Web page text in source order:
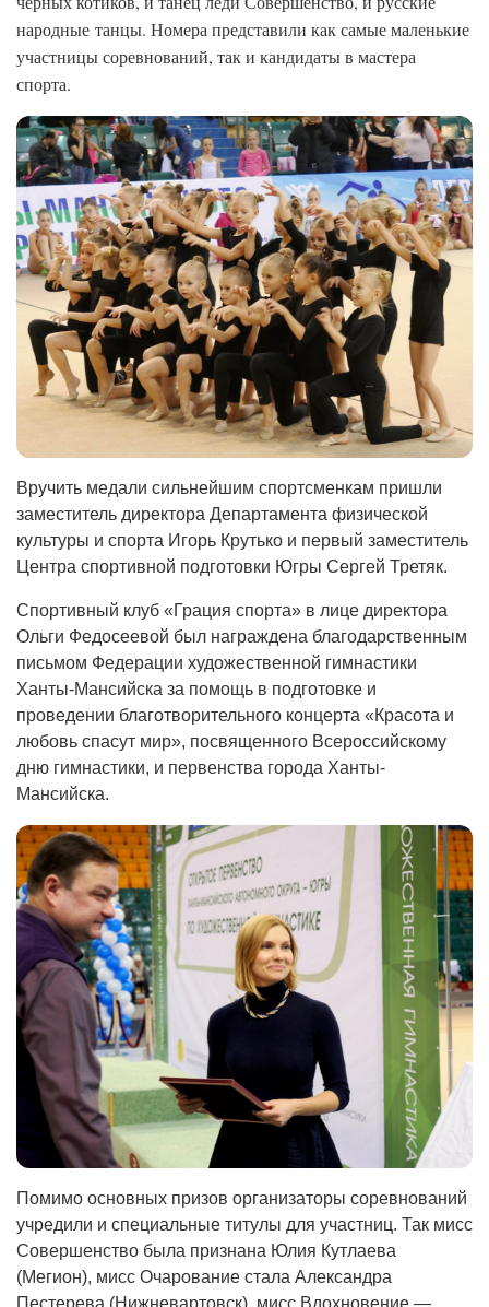
народные танцы. Номера представили как самые маленькие
участницы соревнований, так и кандидаты в мастера
спорта.
Вручить медали сильнейшим спортсменкам пришли
заместитель директора Департамента физической
культуры и спорта Игорь Крутько и первый заместитель
Центра спортивной подготовки Югры Сергей Третяк.
Спортивный клуб «Грация спорта» в лице директора
Ольги Федосеевой был награждена благодарственным
письмом Федерации художественной гимнастики
Ханты-Мансийска за помощь в подготовке и
проведении благотворительного концерта «Красота и
любовь спасут мир», посвященного Всероссийскому
дню гимнастики, и первенства города Ханты-
Мансийска.
Помимо основных призов организаторы соревнований
учредили и специальные титулы для участниц. Так мисс
Совершенство была признана Юлия Кутлаева
(Мегион), мисс Очарование стала Александра
Пестерева (Нижневартовск), мисс Вдохновение —